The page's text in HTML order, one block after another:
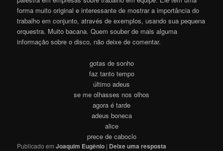
forma muito original e interessante de mostrar a importância do
trabalho em conjunto, através de exemplos, usando sua pequena
orquestra. Muito bacana. Quem souber de mais alguma
informação sobre o disco, não deixe de comentar.
gotas de sonho
faz tanto tempo
último adeus
se me olhasses nos olhos
agora é tarde
adeus boneca
alice
prece de caboclo
Publicado em Joaquim Eugênio | Deixe uma resposta